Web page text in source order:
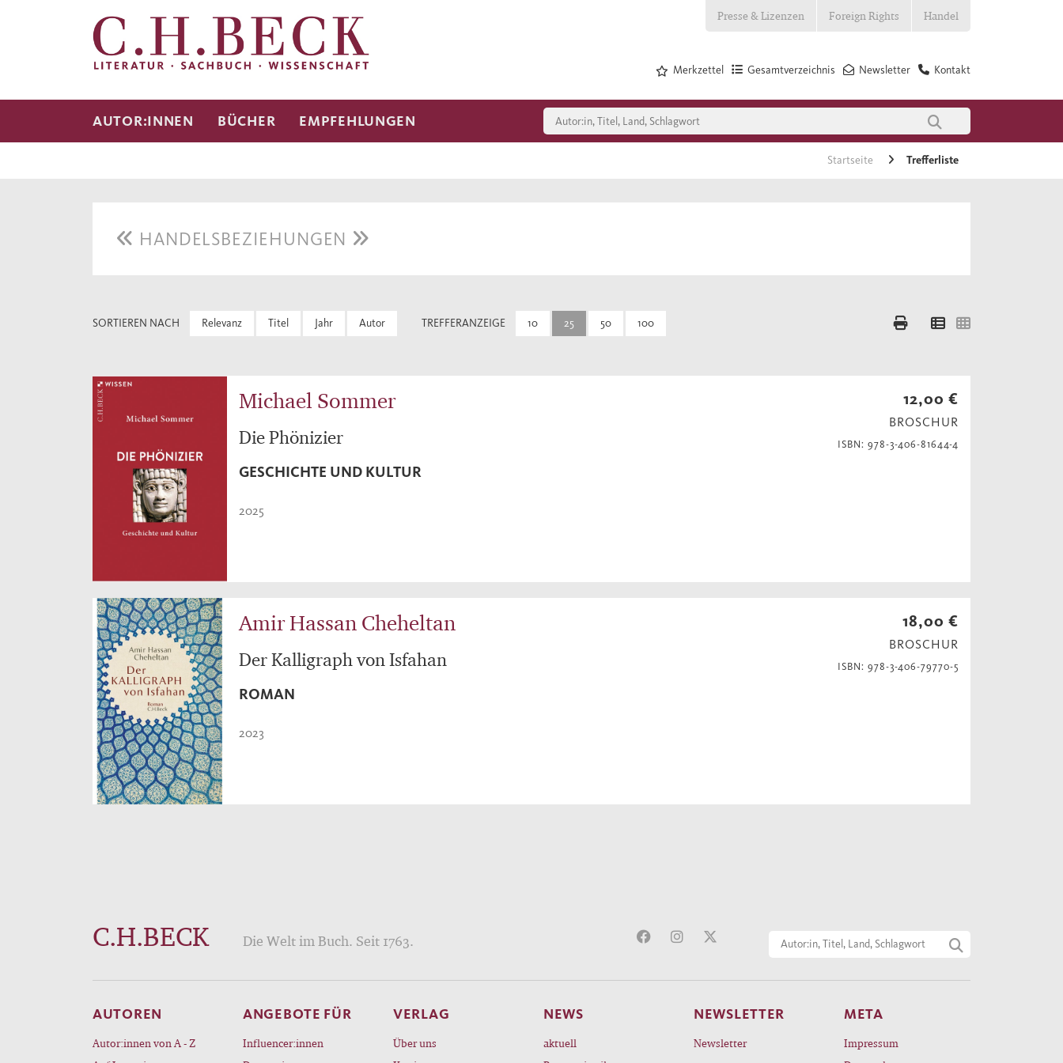
Presse & Lizenzen Foreign Rights Handel
Kontakt
Newsletter
Gesamtverzeichnis
Merkzettel
AUTOR:INNEN BÜCHER EMPFEHLUNGEN
Startseite Trefferliste
HANDELSBEZIEHUNGEN
SORTIEREN NACH Relevanz Titel Jahr Autor TREFFERANZEIGE 10 25 50 100
Michael Sommer
Die Phönizier
GESCHICHTE UND KULTUR
2025
12,00 €
BROSCHUR
ISBN: 978-3-406-81644-4
Amir Hassan Cheheltan
Der Kalligraph von Isfahan
ROMAN
2023
18,00 €
BROSCHUR
ISBN: 978-3-406-79770-5
C.H.BECK Die Welt im Buch. Seit 1763.
AUTOREN
Autor:innen von A - Z
ANGEBOTE FÜR
Influencer:innen
VERLAG
Über uns
NEWS
aktuell
NEWSLETTER
Newsletter
META
Impressum